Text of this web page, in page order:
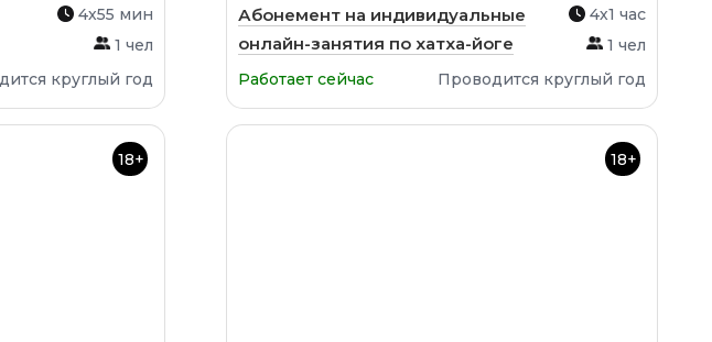
4х55 мин
1 чел
круглый год
Абонемент на индивидуальные
онлайн-занятия по хатха-йоге
4х1 час
1 чел
Работает сейчас
Проводится круглый год
18+ 18+